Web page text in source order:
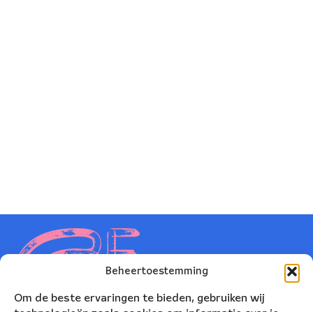
Beheertoestemming
Om de beste ervaringen te bieden, gebruiken wij